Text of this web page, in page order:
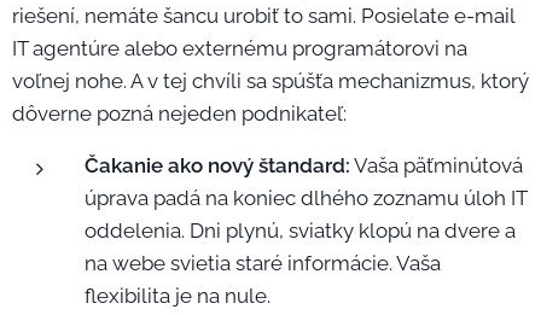
riešení, nemáte šancu urobiť to sami. Posielate e-mail
IT agentúre alebo externému programátorovi na
voľnej nohe. A v tej chvíli sa spúšťa mechanizmus, ktorý
dôverne pozná nejeden podnikateľ:
Čakanie ako nový štandard: Vaša päťminútová
úprava padá na koniec dlhého zoznamu úloh IT
oddelenia. Dni plynú, sviatky klopú na dvere a
na webe svietia staré informácie. Vaša
flexibilita je na nule.